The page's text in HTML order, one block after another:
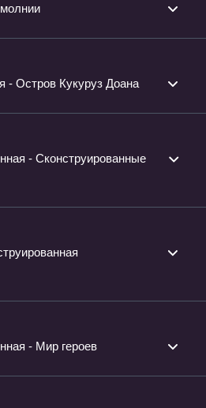
- Остров Кукуруз Доана
- Сконструированные
- Мир героев